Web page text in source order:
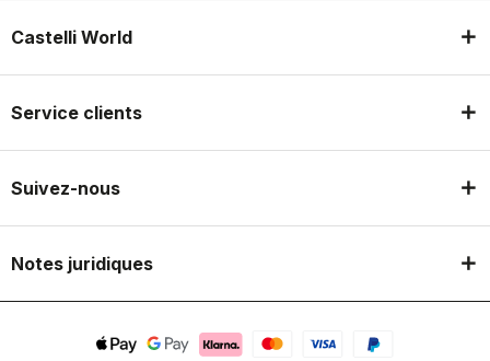
Castelli World
Service clients
Suivez-nous
Notes juridiques